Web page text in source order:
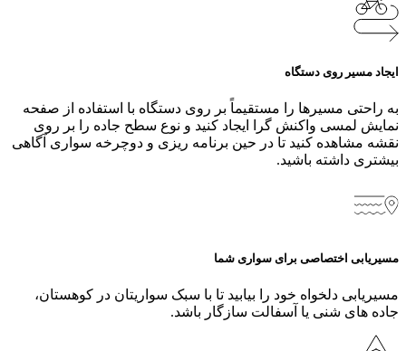
ایجاد مسیر روی دستگاه
به راحتی مسیرها را مستقیماً بر روی دستگاه با استفاده از صفحه
نمایش لمسی واکنش‌ گرا ایجاد کنید و نوع سطح جاده را بر روی
نقشه مشاهده کنید تا در حین برنامه‌ ریزی و دوچرخه‌ سواری آگاهی
بیشتری داشته باشید.
مسیر‌یابی اختصاصی برای سواری شما
مسیریابی دلخواه خود را بیابید تا با سبک سواریتان در کوهستان،
جاده‌ های شنی یا آسفالت سازگار باشد.